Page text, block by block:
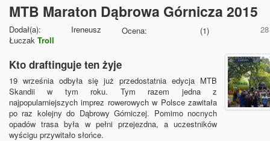
MTB Maraton Dąbrowa Górnicza 2015
Dodał(a): Ireneusz
Łuczak Troll
Ocena: (1)
Kto draftinguje ten żyje
19 września odbyła się już przedostatnia edycja MTB
Skandii w tym roku. Tym razem jedna z
najpopularniejszych imprez rowerowych w Polsce zawitała
po raz kolejny do Dąbrowy Górniczej. Pomimo nocnych
opadów trasa była w pełni przejezdna, a uczestników
wyścigu przywitało słońce.